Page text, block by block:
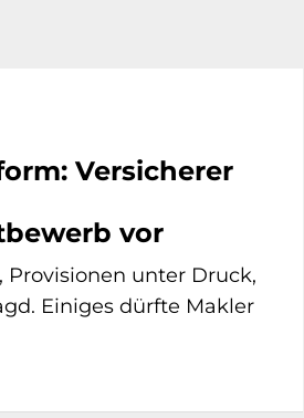
Versicherer
vor
unter Druck,
Einiges dürfte Makler